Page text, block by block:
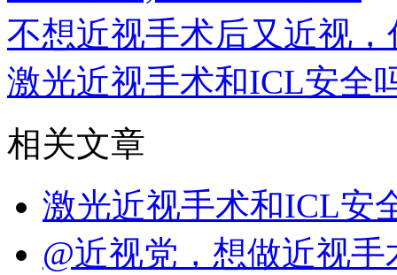
不想近视手术后又近视
激光近视手术和ICL安全
相关文章
激光近视手术和ICL安
@近视党，想做近视